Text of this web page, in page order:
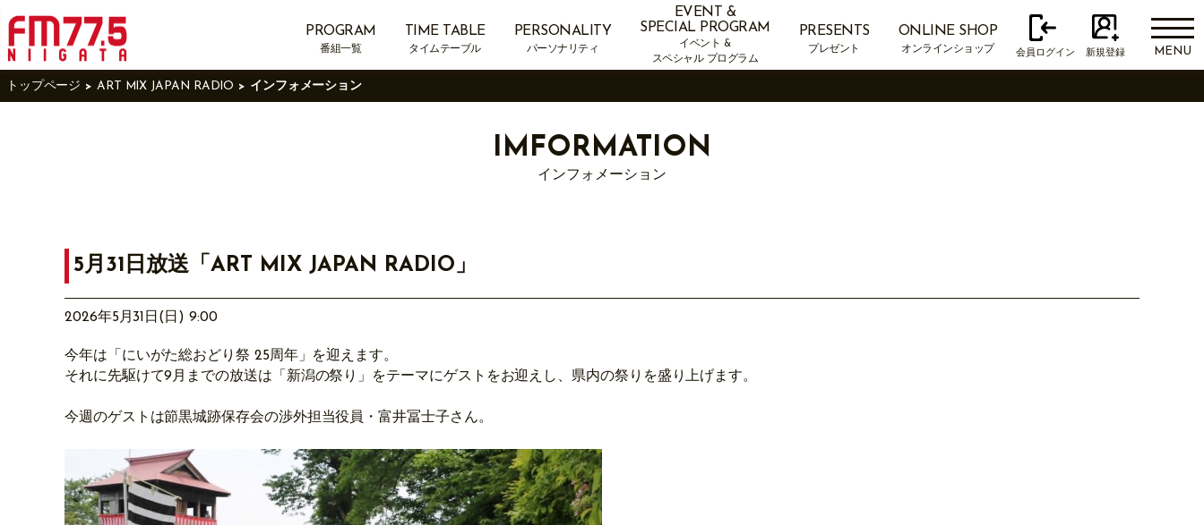
PROGRAM
番組一覧
TIME TABLE
タイムテーブル
PERSONALITY
パーソナリティ
EVENT &
SPECIAL PROGRAM
イベント &
スペシャル プログラム
PRESENTS
プレゼント
ONLINE SHOP
オンラインショップ 会員ログイン 新規登録 MENU
トップページ ART MIX JAPAN RADIO インフォメーション
IMFORMATION
インフォメーション
5月31日放送「ART MIX JAPAN RADIO」
2026年5月31日(日) 9:00
今年は「にいがた総おどり祭 25周年」を迎えます。
それに先駆けて9月までの放送は「新潟の祭り」をテーマにゲストをお迎えし、県内の祭りを盛り上げます。
今週のゲストは節黒城跡保存会の渉外担当役員・富井冨士子さん。